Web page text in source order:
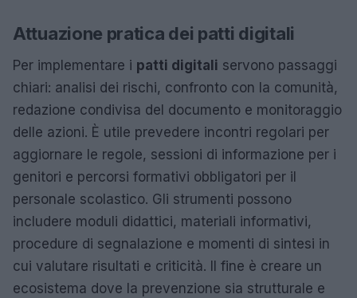
Attuazione pratica dei patti digitali
Per implementare i patti digitali servono passaggi
chiari: analisi dei rischi, confronto con la comunità,
redazione condivisa del documento e monitoraggio
delle azioni. È utile prevedere incontri regolari per
aggiornare le regole, sessioni di informazione per i
genitori e percorsi formativi obbligatori per il
personale scolastico. Gli strumenti possono
includere moduli didattici, materiali informativi,
procedure di segnalazione e momenti di sintesi in
cui valutare risultati e criticità. Il fine è creare un
ecosistema dove la prevenzione sia strutturale e